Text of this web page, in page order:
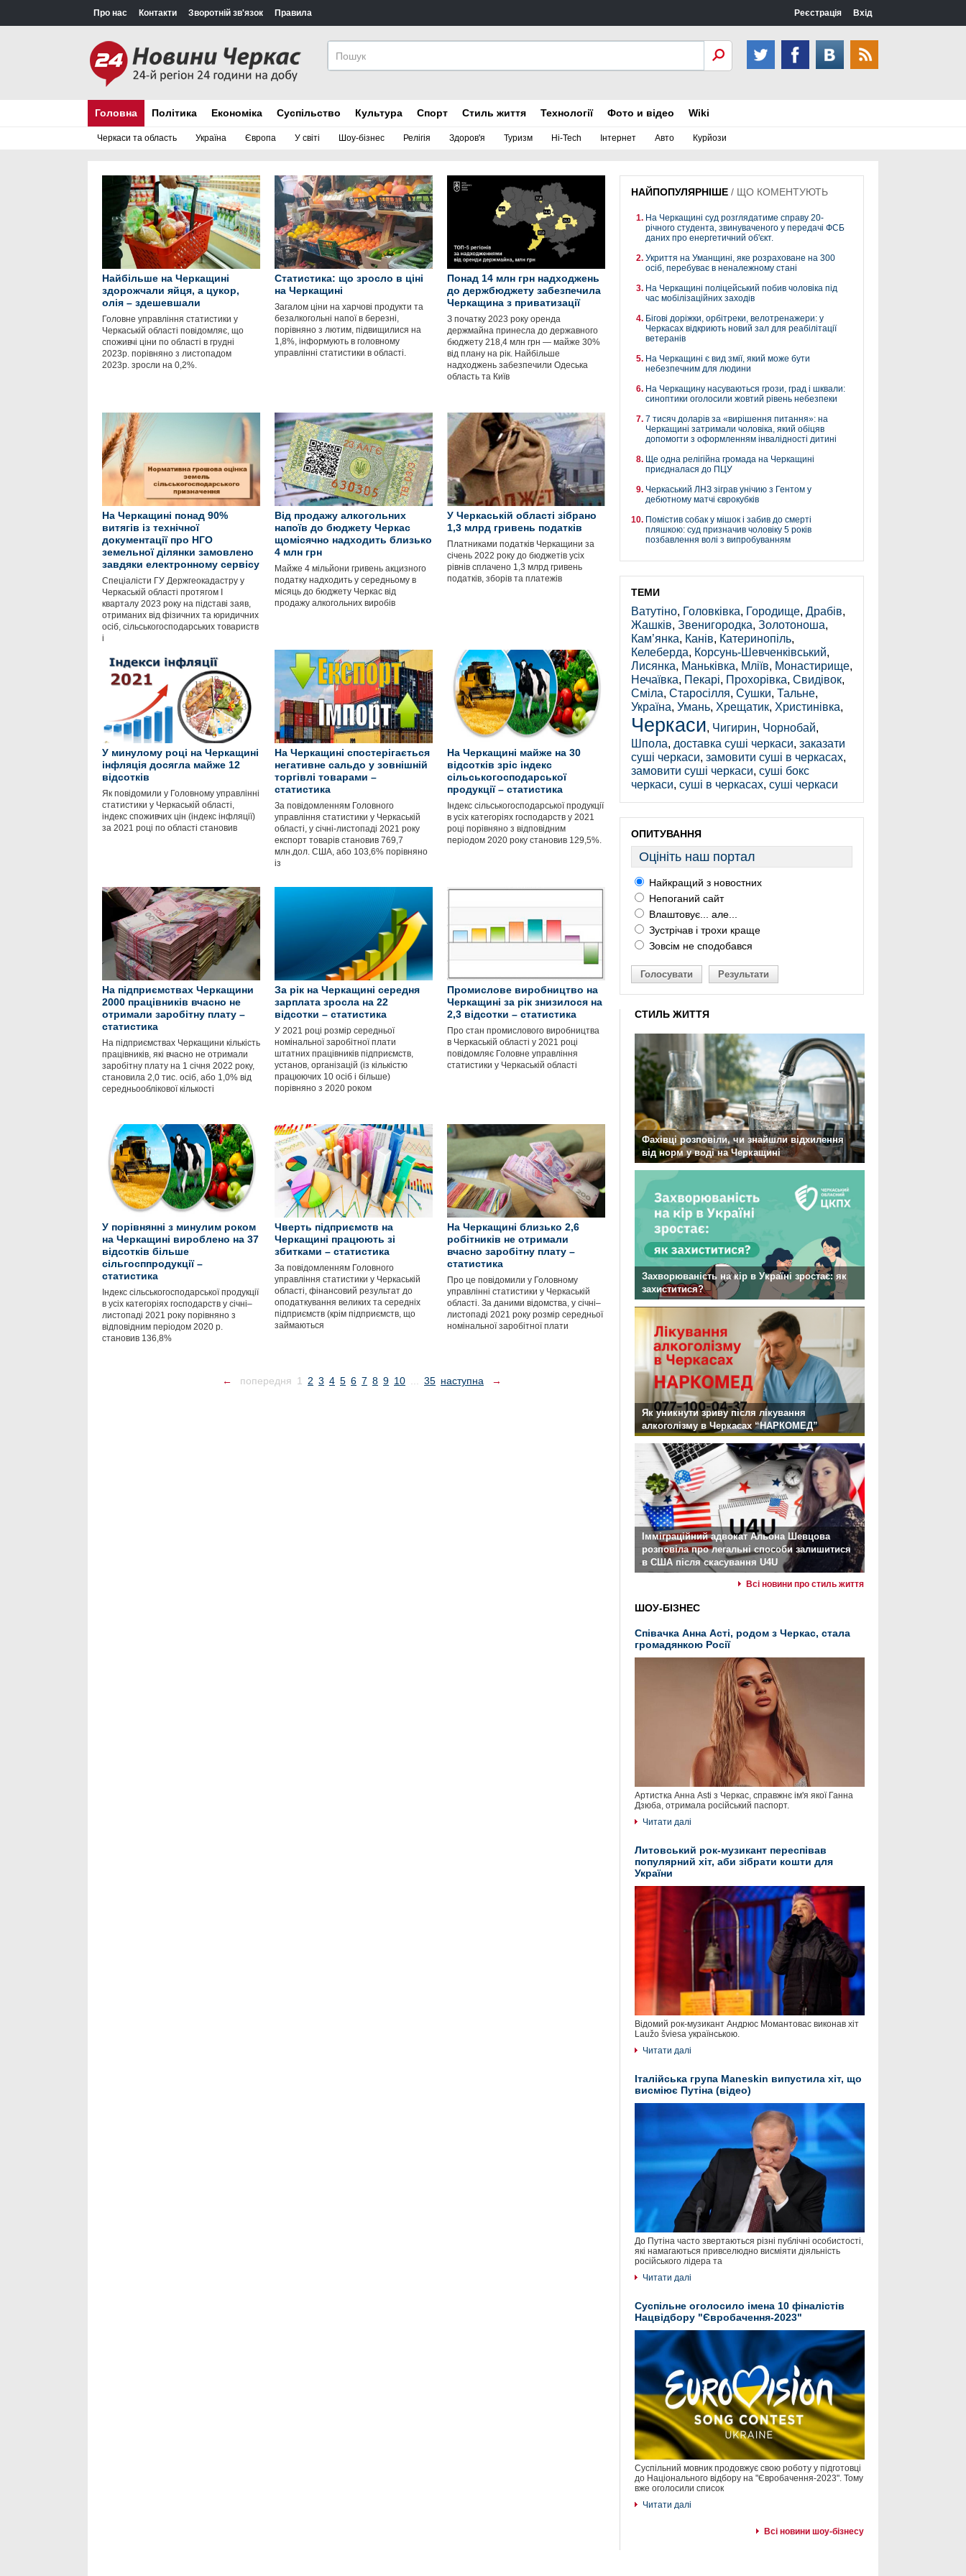
Про нас Контакти Зворотній зв'язок Правила Реєстрація Вхід
Головна
Черкаси та область Україна Європа У світі Шоу-бізнес Релігія Здоров'я Туризм Hi-Tech Інтернет Авто Курйози
Політика Економіка Суспільство Культура Спорт Стиль життя Технології Фото и відео Wiki
Найбільше на Черкащині
здорожчали яйця, а цукор,
олія – здешевшали
Головне управління статистики у
Черкаській області повідомляє, що
споживчі ціни по області в грудні
2023р. порівняно з листопадом
2023р. зросли на 0,2%.
Статистика: що зросло в ціні
на Черкащині
Загалом ціни на харчові продукти та
безалкогольні напої в березні,
порівняно з лютим, підвищилися на
1,8%, інформують в головному
управлінні статистики в області.
Понад 14 млн грн надходжень
до держбюджету забезпечила
Черкащина з приватизації
З початку 2023 року оренда
держмайна принесла до державного
бюджету 218,4 млн грн — майже 30%
від плану на рік. Найбільше
надходжень забезпечили Одеська
область та Київ
На Черкащині понад 90%
витягів із технічної
документації про НГО
земельної ділянки замовлено
завдяки електронному сервісу
Спеціалісти ГУ Держгеокадастру у
Черкаській області протягом І
кварталу 2023 року на підставі заяв,
отриманих від фізичних та юридичних
осіб, сільськогосподарських товариств
і
Від продажу алкогольних
напоїв до бюджету Черкас
щомісячно надходить близько
4 млн грн
Майже 4 мільйони гривень акцизного
податку надходить у середньому в
місяць до бюджету Черкас від
продажу алкогольних виробів
У Черкаській області зібрано
1,3 млрд гривень податків
Платниками податків Черкащини за
січень 2022 року до бюджетів усіх
рівнів сплачено 1,3 млрд гривень
податків, зборів та платежів
У минулому році на Черкащині
інфляція досягла майже 12
відсотків
Як повідомили у Головному управлінні
статистики у Черкаській області,
індекс споживчих цін (індекс інфляції)
за 2021 році по області становив
На Черкащині спостерігається
негативне сальдо у зовнішній
торгівлі товарами –
статистика
За повідомленням Головного
управління статистики у Черкаській
області, у січні-листопаді 2021 року
експорт товарів становив 769,7
млн.дол. США, або 103,6% порівняно
із
На Черкащині майже на 30
відсотків зріс індекс
сільськогосподарської
продукції – статистика
Індекс сільськогосподарської продукції
в усіх категоріях господарств у 2021
році порівняно з відповідним
періодом 2020 року становив 129,5%.
На підприємствах Черкащини
2000 працівників вчасно не
отримали заробітну плату –
статистика
На підприємствах Черкащини кількість
працівників, які вчасно не отримали
заробітну плату на 1 січня 2022 року,
становила 2,0 тис. осіб, або 1,0% від
середньооблікової кількості
За рік на Черкащині середня
зарплата зросла на 22
відсотки – статистика
У 2021 році розмір середньої
номінальної заробітної плати
штатних працівників підприємств,
установ, організацій (із кількістю
працюючих 10 осіб і більше)
порівняно з 2020 роком
Промислове виробництво на
Черкащині за рік знизилося на
2,3 відсотки – статистика
Про стан промислового виробництва
в Черкаській області у 2021 році
повідомляє Головне управління
статистики у Черкаській області
У порівнянні з минулим роком
на Черкащині вироблено на 37
відсотків більше
сільгосппродукції –
статистика
Індекс сільськогосподарської продукції
в усіх категоріях господарств у січні–
листопаді 2021 року порівняно з
відповідним періодом 2020 р.
становив 136,8%
Чверть підприємств на
Черкащині працюють зі
збитками – статистика
За повідомленням Головного
управління статистики у Черкаській
області, фінансовий результат до
оподаткування великих та середніх
підприємств (крім підприємств, що
займаються
На Черкащині близько 2,6
робітників не отримали
вчасно заробітну плату –
статистика
Про це повідомили у Головному
управлінні статистики у Черкаській
області. За даними відомства, у січні–
листопаді 2021 року розмір середньої
номінальної заробітної плати
← попередня 1 2 3 4 5 6 7 8 9 10 35 наступна →
НАЙПОПУЛЯРНІШЕ / ЩО КОМЕНТУЮТЬ
На Черкащині суд розглядатиме справу 20-
річного студента, звинуваченого у передачі ФСБ
даних про енергетичний об'єкт.
Укриття на Уманщині, яке розраховане на 300
осіб, перебуває в неналежному стані
На Черкащині поліцейський побив чоловіка під
час мобілізаційних заходів
Бігові доріжки, орбітреки, велотренажери: у
Черкасах відкриють новий зал для реабілітації
ветеранів
На Черкащині є вид змії, який може бути
небезпечним для людини
На Черкащину насуваються грози, град і шквали:
синоптики оголосили жовтий рівень небезпеки
7 тисяч доларів за «вирішення питання»: на
Черкащині затримали чоловіка, який обіцяв
допомогти з оформленням інвалідності дитині
Ще одна релігійна громада на Черкащині
приєдналася до ПЦУ
Черкаський ЛНЗ зіграв унічию з Гентом у
дебютному матчі єврокубків
Помістив собак у мішок і забив до смерті
пляшкою: суд призначив чоловіку 5 років
позбавлення волі з випробуванням
ТЕМИ
Ватутіно, Головківка, Городище, Драбів,
Жашків, Звенигородка, Золотоноша,
Кам’янка, Канів, Катеринопіль,
Келеберда, Корсунь-Шевченківський,
Лисянка, Маньківка, Мліїв, Монастирище,
Нечаївка, Пекарі, Прохорівка, Свидівок,
Сміла, Старосілля, Сушки, Тальне,
Україна, Умань, Хрещатик, Христинівка,
Черкаси, Чигирин, Чорнобай,
Шпола, доставка суші черкаси, заказати
суші черкаси, замовити суші в черкасах,
замовити суші черкаси, суші бокс
черкаси, суші в черкасах, суші черкаси
ОПИТУВАННЯ
Оцініть наш портал
Найкращий з новостних
Непоганий сайт
Влаштовує... але...
Зустрічав і трохи краще
Зовсім не сподобався
Голосувати Результати
СТИЛЬ ЖИТТЯ
Фахівці розповіли, чи знайшли відхилення
від норм у воді на Черкащині
Захворюваність на кір в Україні зростає: як
захиститися?
Як уникнути зриву після лікування
алкоголізму в Черкасах “НАРКОМЕД”
Імміграційний адвокат Альона Шевцова
розповіла про легальні способи залишитися
в США після скасування U4U
Всі новини про стиль життя
ШОУ-БІЗНЕС
Співачка Анна Асті, родом з Черкас, стала
громадянкою Росії
Артистка Анна Asti з Черкас, справжнє ім'я якої Ганна
Дзюба, отримала російський паспорт.
Читати далі
Литовський рок-музикант переспівав
популярний хіт, аби зібрати кошти для
України
Відомий рок-музикант Андрюс Момантовас виконав хіт
Laužo šviesa українською.
Читати далі
Італійська група Maneskin випустила хіт, що
висміює Путіна (відео)
До Путіна часто звертаються різні публічні особистості,
які намагаються привселюдно висміяти діяльність
російського лідера та
Читати далі
Суспільне оголосило імена 10 фіналістів
Нацвідбору "Євробачення-2023"
Суспільний мовник продовжує свою роботу у підготовці
до Національного відбору на "Євробачення-2023". Тому
вже оголосили список
Читати далі
Всі новини шоу-бізнесу